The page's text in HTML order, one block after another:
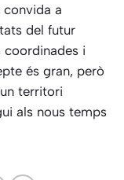
convida a
del futur
coordinades i
és gran, però
territori
als nous temps